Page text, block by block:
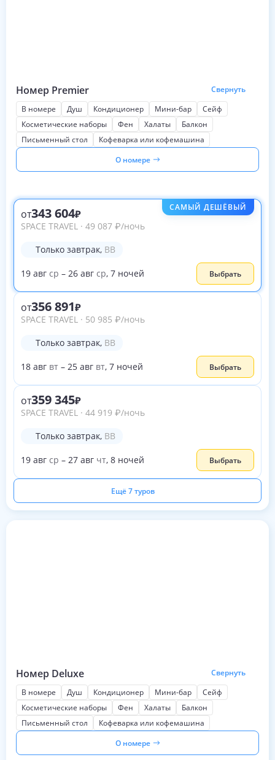
Номер Premier
Свернуть
В номере
Душ Кондиционер Мини-бар
Сейф
Косметические наборы
Фен Халаты
Балкон
Письменный стол
Кофеварка или кофемашина
О номере
САМЫЙ ДЕШЁВЫЙ
от343 604
SPACE TRAVEL · 49 087 ₽/ночь
Только завтрак, BB
19 авг ср – 26 авг ср, 7 ночей Выбрать
от356 891
SPACE TRAVEL · 50 985 ₽/ночь
Только завтрак, BB
18 авг вт – 25 авг вт, 7 ночей Выбрать
от359 345
SPACE TRAVEL · 44 919 ₽/ночь
Только завтрак, BB
19 авг ср – 27 авг чт, 8 ночей Выбрать
Ещё 7 туров
Номер Deluxe
Свернуть
В номере
Душ Кондиционер Мини-бар
Сейф
Косметические наборы
Фен Халаты
Балкон
Письменный стол
Кофеварка или кофемашина
О номере